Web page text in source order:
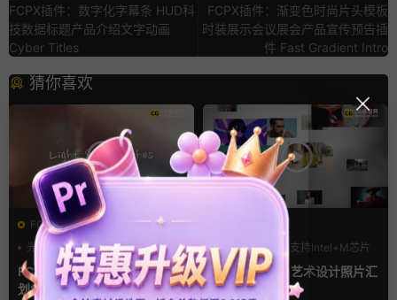
FCPX插件：数字化字幕条 HUD科
技数据标题产品介绍文字动画
Cyber Titles
FCPX插件：渐变色时尚片头模板
时装展示会议展会产品宣传预告插
件 Fast Gradient Intro
猜你喜欢
FCPX转场
光效
复古风
支持Intel+M芯片
FCPX转场插件 15组光效胶片
划痕复古视频过渡
LOGO动画
支持Intel+M芯片
汇聚
fcpx片头插件 艺术设计照片汇
聚LOGO动画